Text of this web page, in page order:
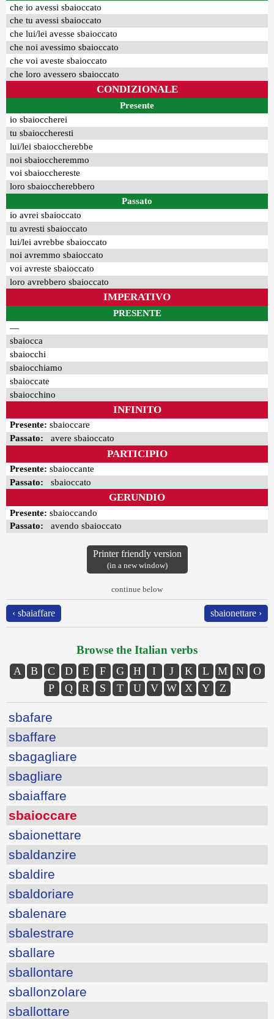
che io avessi sbaioccato
che tu avessi sbaioccato
che lui/lei avesse sbaioccato
che noi avessimo sbaioccato
che voi aveste sbaioccato
che loro avessero sbaioccato
CONDIZIONALE
Presente
io sbaioccherei
tu sbaioccheresti
lui/lei sbaioccherebbe
noi sbaioccheremmo
voi sbaiocchereste
loro sbaioccherebbero
Passato
io avrei sbaioccato
tu avresti sbaioccato
lui/lei avrebbe sbaioccato
noi avremmo sbaioccato
voi avreste sbaioccato
loro avrebbero sbaioccato
IMPERATIVO
PRESENTE
—
sbaiocca
sbaiocchi
sbaiocchiamo
sbaioccate
sbaiocchino
INFINITO
Presente: sbaioccare
Passato: avere sbaioccato
PARTICIPIO
Presente: sbaioccante
Passato: sbaioccato
GERUNDIO
Presente: sbaioccando
Passato: avendo sbaioccato
Printer friendly version
(in a new window)
continue below
‹ sbaiaffare sbaionettare ›
Browse the Italian verbs
A B C D E F G H I J K L M N
O
P
Q R S T U V W X Y Z
sbafare
sbaffare
sbagagliare
sbagliare
sbaiaffare
sbaioccare
sbaionettare
sbaldanzire
sbaldire
sbaldoriare
sbalenare
sbalestrare
sballare
sballontare
sballonzolare
sballottare